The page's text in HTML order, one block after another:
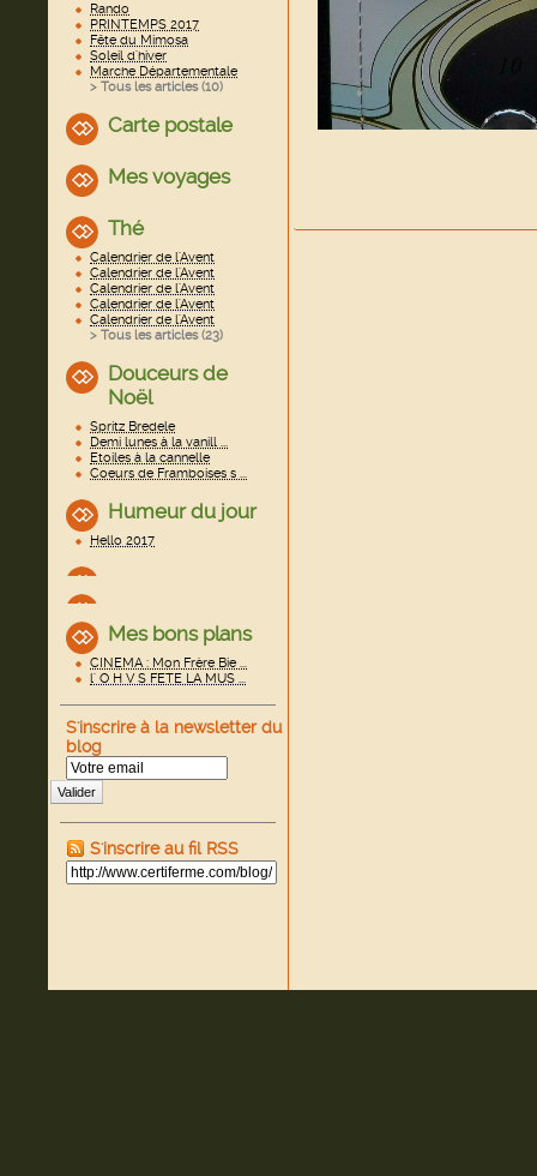
Rando
PRINTEMPS 2017
Fête du Mimosa
Soleil d'hiver
Marche Départementale
> Tous les articles (10)
Carte postale
Mes voyages
Thé
Calendrier de l'Avent
Calendrier de l'Avent
Calendrier de l'Avent
Calendrier de l'Avent
Calendrier de l'Avent
> Tous les articles (23)
Douceurs de
Noël
Spritz Bredele
Demi lunes à la vanill ...
Etoiles à la cannelle
Coeurs de Framboises s ...
Humeur du jour
Hello 2017
Mes bons plans
CINEMA : Mon Frère Bie ...
l' O H V S FETE LA MUS ...
S'inscrire à la newsletter du
blog
Valider
S'inscrire au fil RSS